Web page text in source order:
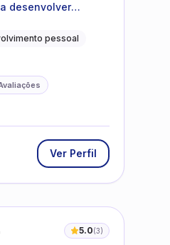
desenvolver
pessoal
Ver Perfil
5.0(3)